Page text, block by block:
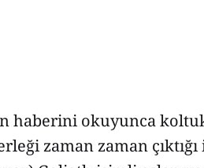
haberini okuyunca
zaman zaman çıktığı